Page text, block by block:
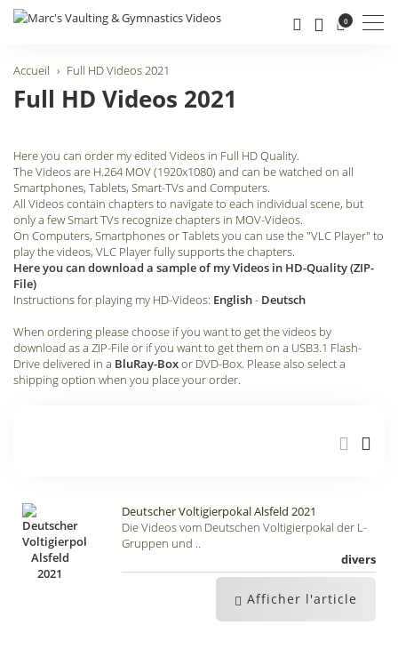
0
Accueil Full HD Videos 2021
Full HD Videos 2021
Here you can order my edited Videos in Full HD Quality.
The Videos are H.264 MOV (1920x1080) and can be watched on all
Smartphones, Tablets, Smart-TVs and Computers.
All Videos contain chapters to navigate to each individual scene, but
only a few Smart TVs recognize chapters in MOV-Videos.
On Computers, Smartphones or Tablets you can use the "VLC Player" to
play the videos, VLC Player fully supports the chapters.
Here you can download a sample of my Videos in HD-Quality (ZIP-
File)
Instructions for playing my HD-Videos: English- Deutsch
When ordering please choose if you want to get the videos by
download as a ZIP-File or if you want to get them on a USB3.1 Flash-
Drive delivered in a BluRay-Boxor DVD-Box. Please also select a
shipping option when you place your order.
Deutscher Voltigierpokal Alsfeld 2021
Die Videos vom Deutschen Voltigierpokal der L-
Gruppen und ..
divers
Afficher l'article